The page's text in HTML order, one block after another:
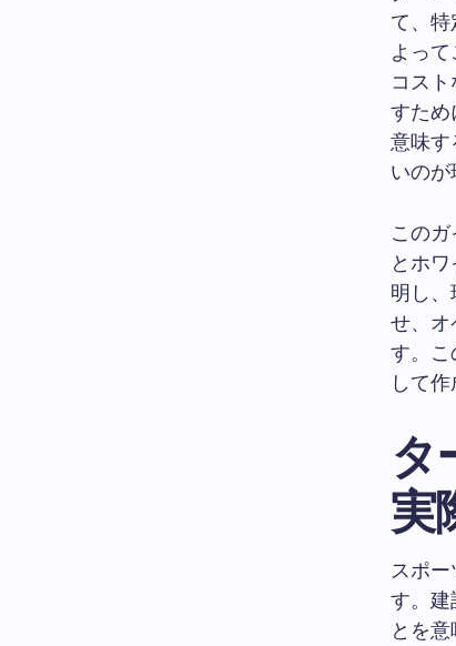
て、
よっ
コス
すため
意味
いのが
この
とホ
明し
せ、オ
す。こ
して
タ
実
スポ
す。建
とを